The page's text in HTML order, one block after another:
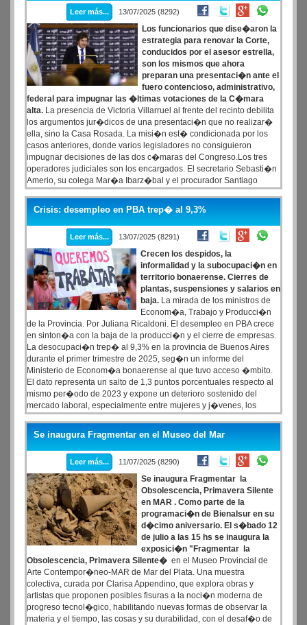
Leer más... 13/07/2025 (8292)
Los funcionarios que dise�aron la
estrategia para renovar la Corte,
conducidos por el asesor estrella,
son los mismos que ahora
preparan una presentaci�n ante el
fuero contencioso, administrativo,
federal para impugnar las �ltimas votaciones de la C�mara
alta. La presencia de Victoria Villarruel al frente del recinto debilita
los argumentos jur�dicos de una presentaci�n que no realizar�
ella, sino la Casa Rosada. La misi�n est� condicionada por los
casos anteriores, donde varios legisladores no consiguieron
impugnar decisiones de las dos c�maras del Congreso.Los tres
operadores judiciales son los encargados. El secretario Sebasti�n
Amerio, su colega Mar�a Ibarz�bal y el procurador Santiago
Castro. Por: Juan Pablo Kavanagh-Perfil. Con pocos acuerdos
pol�ticos con la oposici�n, el gobierno de Javier Milei aparece
decidido a concentrar el fuego en el plano judicial, con objetivos
que parecen muy ambiciosos.
Crisis: desempleo en PBA trep� al 9,3%
Leer más... 13/07/2025 (8291)
Crecen los despidos, la
informalidad y la subocupaci�n en
territorio bonaerense. Cierres de
plantas, suspensiones y salarios en
baja. La mirada de los ministros de
Econom�a, Trabajo y Producci�n
de la Provincia. Por Juliana Ricaldoni. El desempleo en PBA crece
en sinton�a con la baja de la producci�n y el cierre de empresas.
La desocupaci�n trep� al 9,3% en la provincia de Buenos Aires
durante el primer trimestre de 2025, seg�n un informe del
Ministerio de Econom�a bonaerense al que tuvo acceso �mbito.
El dato representa un salto de 1,3 puntos porcentuales respecto al
mismo per�odo de 2023 y expone un deterioro sostenido del
mercado laboral, especialmente entre mujeres y j�venes, los
sectores m�s afectados.
Se inaugura Fragmentar en el Museo del Mar
Leer más... 11/07/2025 (8290)
Se inaugura Fragmentar la
Obsolescencia, Primavera Silente
en MAR . Como parte de la
programaci�n de Bienalsur en su
d�cimo aniversario. El s�bado 12
de julio a las 15 hs se inaugura la
exposici�n "Fragmentar la
Obsolescencia, Primavera Silente� en el Museo Provincial de
Arte Contempor�neo-MAR de Mar del Plata. Una muestra
colectiva, curada por Clarisa Appendino, que explora obras y
artistas que proponen posibles fisuras a la noci�n moderna de
progreso tecnol�gico, habilitando nuevas formas de observar la
materia y el tiempo, las cosas y su durabilidad, con el desaf�o de